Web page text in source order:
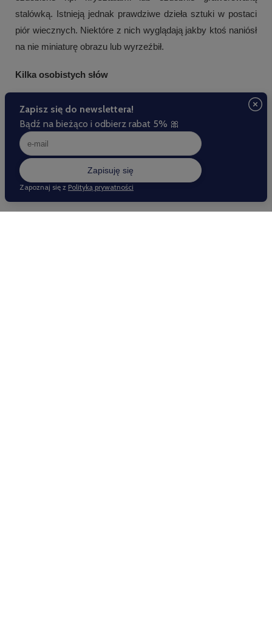
stalówką. Istnieją jednak prawdziwe dzieła sztuki w postaci
piór wiecznych. Niektóre z nich wyglądają jakby ktoś naniósł
na nie miniaturę obrazu lub wyrzeźbił.
Kilka osobistych słów
Istnieje jeszcze jeden sposób, aby pióro zyskało wyjątkowy
grawerunku. Umieszczając na piórze ulubiony cytat, logo
firmy lub życzenia skierowane do kogoś bliskiego, sprawimy,
że pióro nabierze nowego znaczenia. Nie będzie już tylko
narzędziem do pisania, ale stanie się przedmiotem
reprezentującym naszą firmę, pamiątką ważnego
wydarzenia lub przedmiotem wspomnień.